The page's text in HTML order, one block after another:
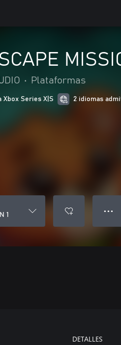
• Plataformas
Xbox Series X|S 2 idiomas
1
● ● ●
DETALLES